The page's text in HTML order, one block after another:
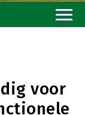
voor